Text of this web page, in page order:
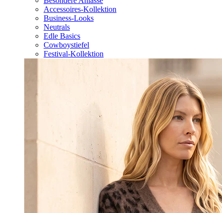
Accessoires-Kollektion
Business-Looks
Neutrals
Edle Basics
Cowboystiefel
Festival-Kollektion